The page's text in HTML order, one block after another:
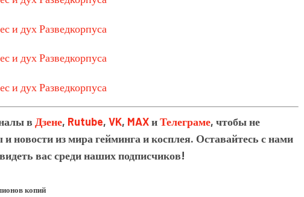
в Дзене, Rutube, VK, MAXиТелеграме, чтобы не
новости из мира гейминга и косплея. Оставайтесь с нами
вас среди наших подписчиков!
копий